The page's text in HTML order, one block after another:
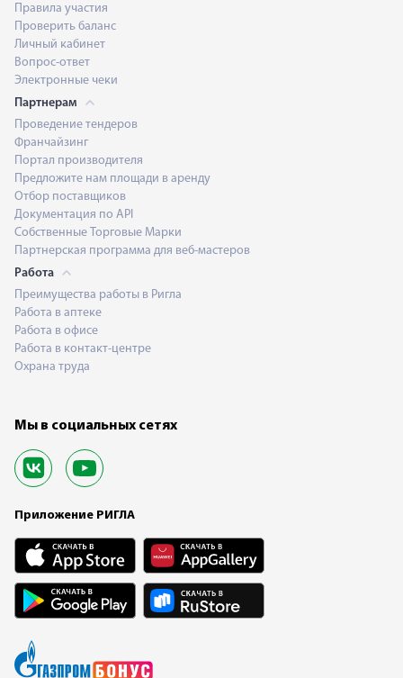
Правила участия
Проверить баланс
Личный кабинет
Вопрос-ответ
Электронные чеки
Партнерам
Проведение тендеров
Франчайзинг
Портал производителя
Предложите нам площади в аренду
Отбор поставщиков
Документация по API
Собственные Торговые Марки
Партнерская программа для веб-мастеров
Работа
Преимущества работы в Ригла
Работа в аптеке
Работа в офисе
Работа в контакт-центре
Охрана труда
Мы в социальных сетях
Приложение РИГЛА